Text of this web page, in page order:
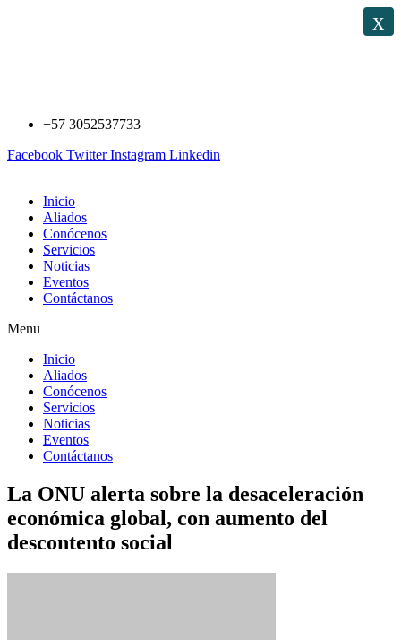
+57 3052537733
Facebook Twitter Instagram Linkedin
Inicio
Aliados
Conócenos
Servicios
Noticias
Eventos
Contáctanos
Menu
Inicio
Aliados
Conócenos
Servicios
Noticias
Eventos
Contáctanos
La ONU alerta sobre la desaceleración
económica global, con aumento del
descontento social
x